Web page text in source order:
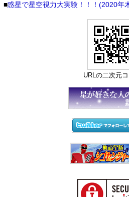
■惑星で星空視力大実験！！！(2020年
URLの二次元